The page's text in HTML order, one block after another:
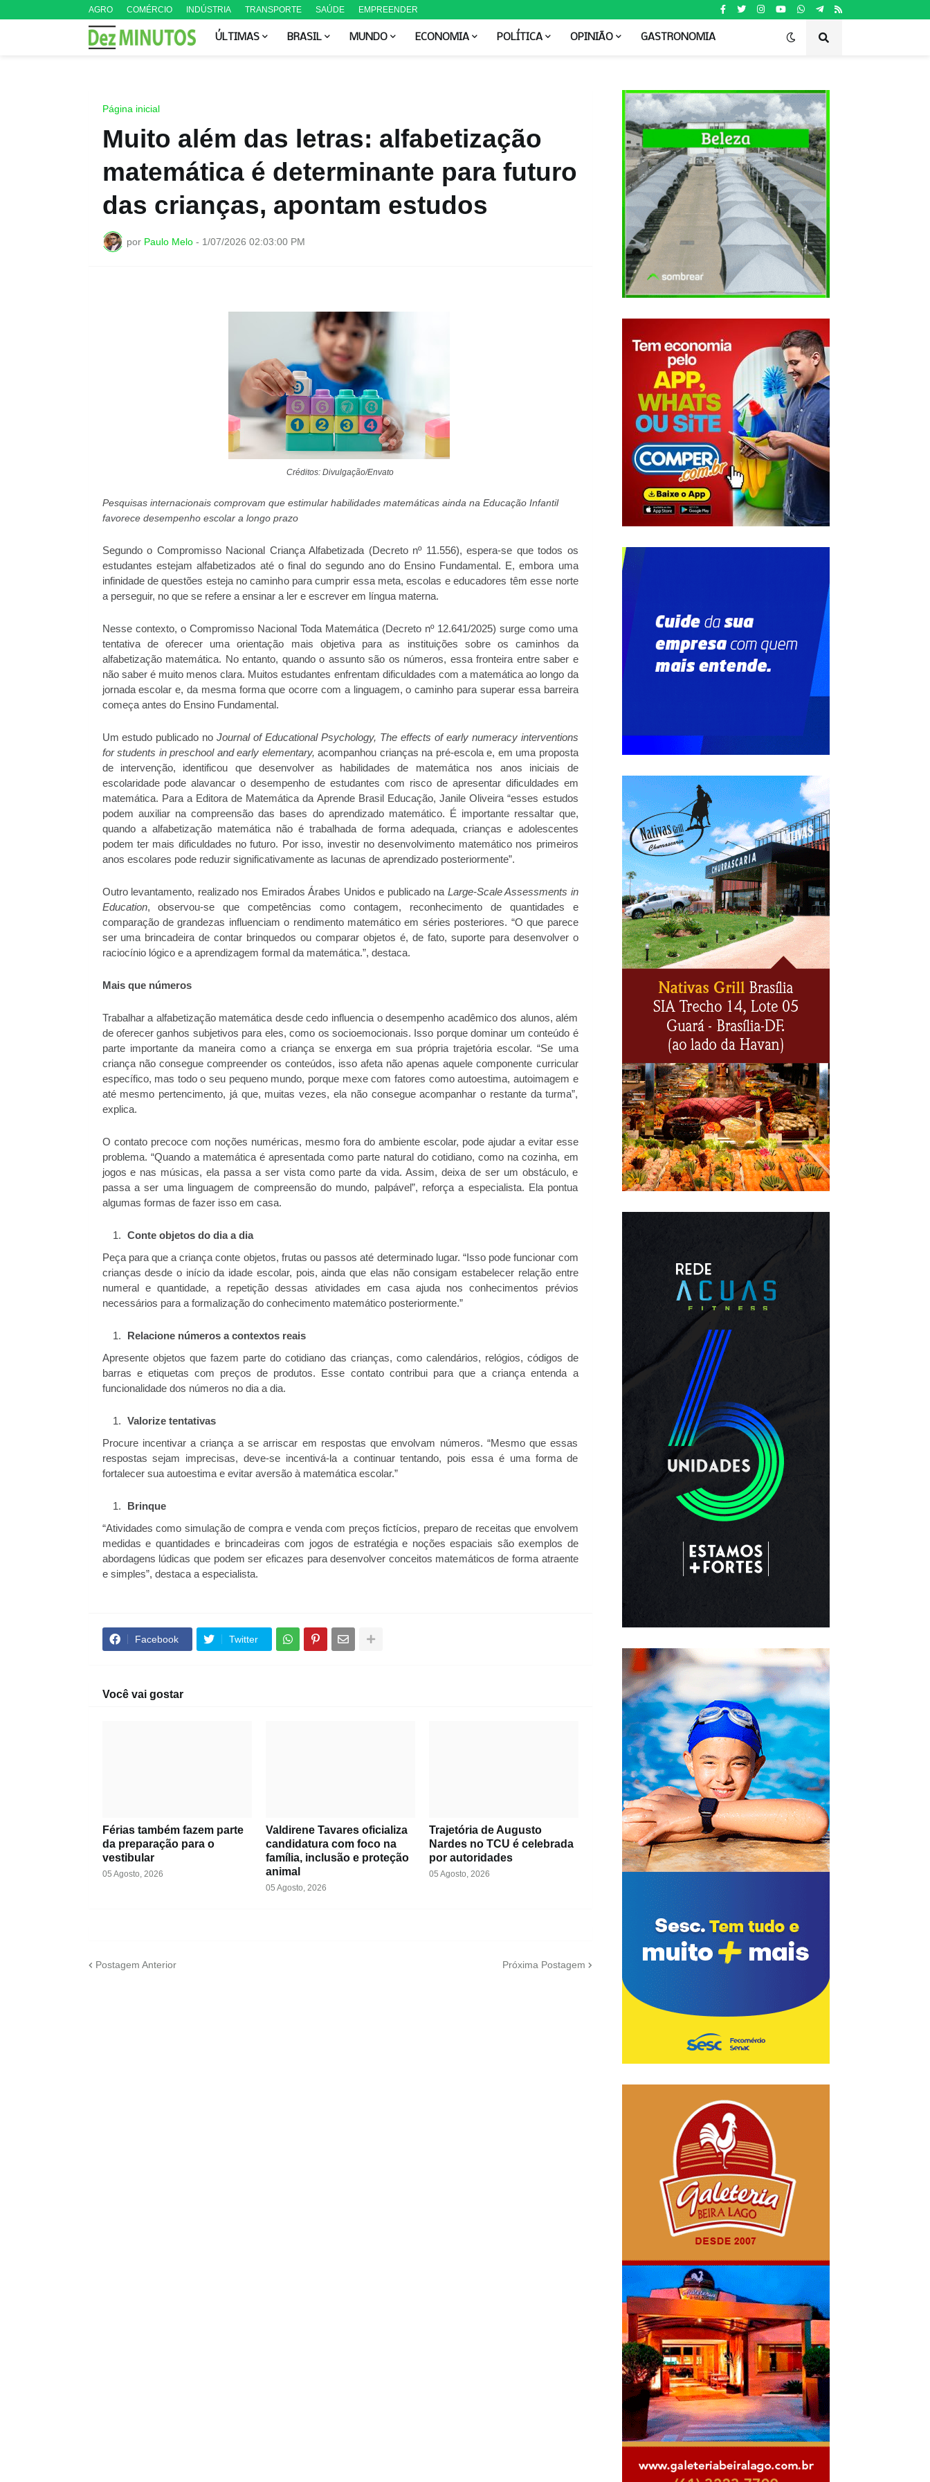
AGRO COMÉRCIO INDÚSTRIA TRANSPORTE SAÚDE EMPREENDER
ÚLTIMAS BRASIL MUNDO ECONOMIA POLÍTICA OPINIÃO GASTRONOMIA
Página inicial
Muito além das letras: alfabetização
matemática é determinante para futuro
das crianças, apontam estudos
por Paulo Melo - 1/07/2026 02:03:00 PM
Créditos: Divulgação/Envato
Pesquisas internacionais comprovam que estimular habilidades matemáticas ainda na Educação Infantil
favorece desempenho escolar a longo prazo
Segundo o Compromisso Nacional Criança Alfabetizada (Decreto nº 11.556), espera-se que todos os
estudantes estejam alfabetizados até o final do segundo ano do Ensino Fundamental. E, embora uma
infinidade de questões esteja no caminho para cumprir essa meta, escolas e educadores têm esse norte
a perseguir, no que se refere a ensinar a ler e escrever em língua materna.
Nesse contexto, o Compromisso Nacional Toda Matemática (Decreto nº 12.641/2025) surge como uma
tentativa de oferecer uma orientação mais objetiva para as instituições sobre os caminhos da
alfabetização matemática. No entanto, quando o assunto são os números, essa fronteira entre saber e
não saber é muito menos clara. Muitos estudantes enfrentam dificuldades com a matemática ao longo da
jornada escolar e, da mesma forma que ocorre com a linguagem, o caminho para superar essa barreira
começa antes do Ensino Fundamental.
Um estudo publicado noJournal of Educational Psychology, The effects of early numeracy interventions
for students in preschool and early elementary, acompanhou crianças na pré-escola e, em uma proposta
de intervenção, identificou que desenvolver as habilidades de matemática nos anos iniciais de
escolaridade pode alavancar o desempenho de estudantes com risco de apresentar dificuldades em
matemática. Para a Editora de Matemática da Aprende Brasil Educação, Janile Oliveira “esses estudos
podem auxiliar na compreensão das bases do aprendizado matemático. É importante ressaltar que,
quando a alfabetização matemática não é trabalhada de forma adequada, crianças e adolescentes
podem ter mais dificuldades no futuro. Por isso, investir no desenvolvimento matemático nos primeiros
anos escolares pode reduzir significativamente as lacunas de aprendizado posteriormente”.
Outro levantamento, realizado nos Emirados Árabes Unidos e publicado na Large-Scale Assessments in
Education, observou-se que competências como contagem, reconhecimento de quantidades e
comparação de grandezas influenciam o rendimento matemático em séries posteriores. “O que parece
ser uma brincadeira de contar brinquedos ou comparar objetos é, de fato, suporte para desenvolver o
raciocínio lógico e a aprendizagem formal da matemática.”, destaca.
Mais que números
Trabalhar a alfabetização matemática desde cedo influencia o desempenho acadêmico dos alunos, além
de oferecer ganhos subjetivos para eles, como os socioemocionais. Isso porque dominar um conteúdo é
parte importante da maneira como a criança se enxerga em sua própria trajetória escolar. “Se uma
criança não consegue compreender os conteúdos, isso afeta não apenas aquele componente curricular
específico, mas todo o seu pequeno mundo, porque mexe com fatores como autoestima, autoimagem e
até mesmo pertencimento, já que, muitas vezes, ela não consegue acompanhar o restante da turma”,
explica.
O contato precoce com noções numéricas, mesmo fora do ambiente escolar, pode ajudar a evitar esse
problema. “Quando a matemática é apresentada como parte natural do cotidiano, como na cozinha, em
jogos e nas músicas, ela passa a ser vista como parte da vida. Assim, deixa de ser um obstáculo, e
passa a ser uma linguagem de compreensão do mundo, palpável”, reforça a especialista. Ela pontua
algumas formas de fazer isso em casa.
Conte objetos do dia a dia
Peça para que a criança conte objetos, frutas ou passos até determinado lugar. “Isso pode funcionar com
crianças desde o início da idade escolar, pois, ainda que elas não consigam estabelecer relação entre
numeral e quantidade, a repetição dessas atividades em casa ajuda nos conhecimentos prévios
necessários para a formalização do conhecimento matemático posteriormente.”
Relacione números a contextos reais
Apresente objetos que fazem parte do cotidiano das crianças, como calendários, relógios, códigos de
barras e etiquetas com preços de produtos. Esse contato contribui para que a criança entenda a
funcionalidade dos números no dia a dia.
Valorize tentativas
Procure incentivar a criança a se arriscar em respostas que envolvam números. “Mesmo que essas
respostas sejam imprecisas, deve-se incentivá-la a continuar tentando, pois essa é uma forma de
fortalecer sua autoestima e evitar aversão à matemática escolar.”
Brinque
“Atividades como simulação de compra e venda com preços fictícios, preparo de receitas que envolvem
medidas e quantidades e brincadeiras com jogos de estratégia e noções espaciais são exemplos de
abordagens lúdicas que podem ser eficazes para desenvolver conceitos matemáticos de forma atraente
e simples”, destaca a especialista.
Facebook Twitter
Você vai gostar
Férias também fazem parte
da preparação para o
vestibular
05 Agosto, 2026
Valdirene Tavares oficializa
candidatura com foco na
família, inclusão e proteção
animal
05 Agosto, 2026
Trajetória de Augusto
Nardes no TCU é celebrada
por autoridades
05 Agosto, 2026
Postagem Anterior Próxima Postagem